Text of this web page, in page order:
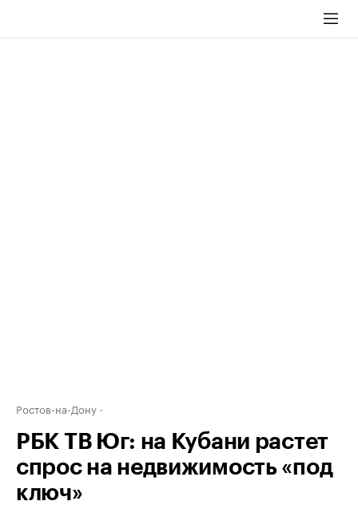
Ростов-на-Дону
РБК ТВ Юг: на Кубани растет
спрос на недвижимость «под
ключ»